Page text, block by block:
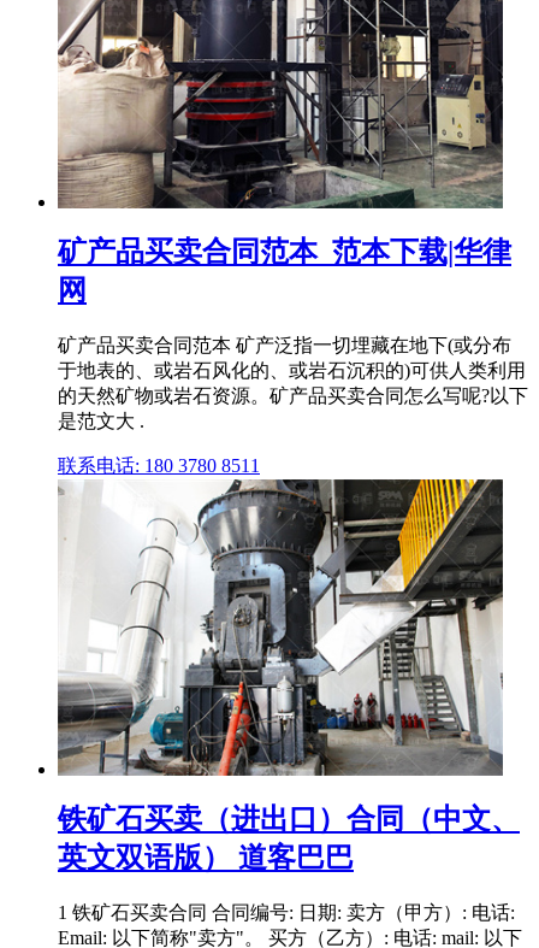
矿产品买卖合同范本_范本下载|华律
网
矿产品买卖合同范本 矿产泛指一切埋藏在地下(或分布
于地表的、或岩石风化的、或岩石沉积的)可供人类利用
的天然矿物或岩石资源。矿产品买卖合同怎么写呢?以下
是范文大 .
联系电话: 180 3780 8511
铁矿石买卖（进出口）合同（中文、
英文双语版） 道客巴巴
1 铁矿石买卖合同 合同编号: 日期: 卖方（甲方）: 电话:
Email: 以下简称"卖方"。 买方（乙方）: 电话: mail: 以下